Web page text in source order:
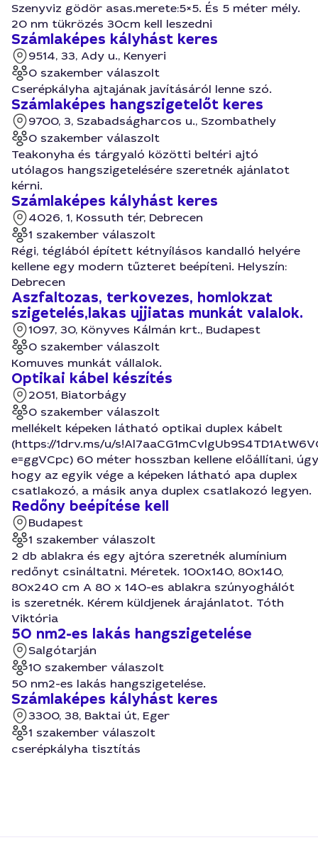
Szenyviz gödör asas.merete:5×5. És 5 méter mély.
20 nm tükrözés 30cm kell leszedni
Számlaképes kályhást keres
9514, 33, Ady u., Kenyeri
0 szakember válaszolt
Cserépkályha ajtajának javításáról lenne szó.
Számlaképes hangszigetelőt keres
9700, 3, Szabadságharcos u., Szombathely
0 szakember válaszolt
Teakonyha és tárgyaló közötti beltéri ajtó
utólagos hangszigetelésére szeretnék ajánlatot
kérni.
Számlaképes kályhást keres
4026, 1, Kossuth tér, Debrecen
1 szakember válaszolt
Régi, téglából épített kétnyílásos kandalló helyére
kellene egy modern tűzteret beépíteni. Helyszín:
Debrecen
Aszfaltozas, terkovezes, homlokzat
szigetelés,lakas ujjiatas munkát valalok.
1097, 30, Könyves Kálmán krt., Budapest
0 szakember válaszolt
Komuves munkát vállalok.
Optikai kábel készítés
2051, Biatorbágy
0 szakember válaszolt
mellékelt képeken látható optikai duplex kábelt
(https://1drv.ms/u/
e=ggVCpc) 60 méter hosszban kellene előállítani,
hogy az egyik vége a képeken látható apa duplex
csatlakozó, a másik anya duplex csatlakozó legyen.
Redőny beépítése kell
Budapest
1 szakember válaszolt
2 db ablakra és egy ajtóra szeretnék alumínium
redőnyt csináltatni. Méretek. 100x140, 80x140,
80x240 cm A 80 x 140-es ablakra szúnyoghálót
is szeretnék. Kérem küldjenek árajánlatot. Tóth
Viktória
50 nm2-es lakás hangszigetelése
Salgótarján
10 szakember válaszolt
50 nm2-es lakás hangszigetelése.
Számlaképes kályhást keres
3300, 38, Baktai út, Eger
1 szakember válaszolt
cserépkályha tisztítás